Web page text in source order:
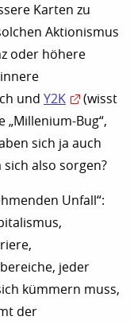
Karten zu
Aktionismus
oder höhere
und Y2K
(wisst
„Millenium-Bug“,
sich ja auch
also sorgen?
Unfall“:
jeder
kümmern muss,
der